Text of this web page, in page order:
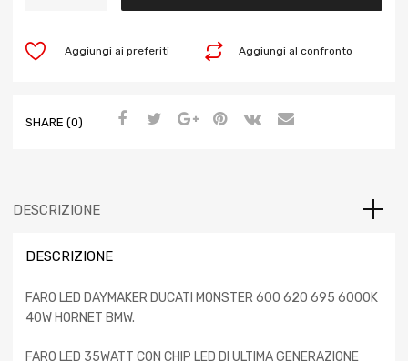
Aggiungi al confronto
Aggiungi ai preferiti
SHARE (0)
DESCRIZIONE
DESCRIZIONE
FARO LED DAYMAKER DUCATI MONSTER 600 620 695 6000K
40W HORNET BMW.
FARO LED 35WATT CON CHIP LED DI ULTIMA GENERAZIONE